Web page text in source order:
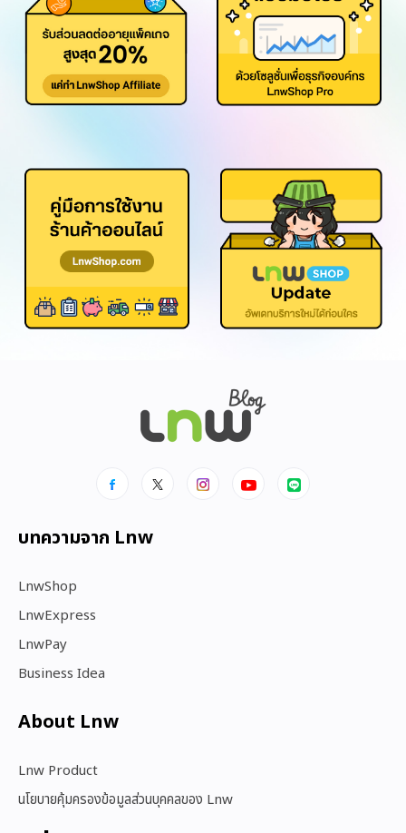
บทความจาก Lnw
LnwShop
LnwExpress
LnwPay
Business Idea
About Lnw​
Lnw Product
นโยบายคุ้มครองข้อมูลส่วนบุคคลของ Lnw